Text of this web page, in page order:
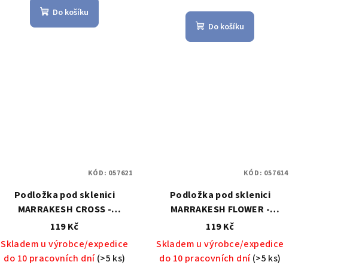
Do košíku
Do košíku
Podložka pod sklenici
MARRAKESH CROSS -
ZassenhausMARRAKESH
CROSS, podložka pod sklenici
- Zassenhaus
119 Kč
Skladem u výrobce/expedice
do 10 pracovních dní(>5 ks)
KÓD: 057621
Podložka pod sklenici
MARRAKESH FLOWER -
ZassenhausMARRAKESH
FLOWER, podložka pod
sklenici - Zassenhaus
119 Kč
Skladem u výrobce/expedice
do 10 pracovních dní(>5 ks)
KÓD: 057614